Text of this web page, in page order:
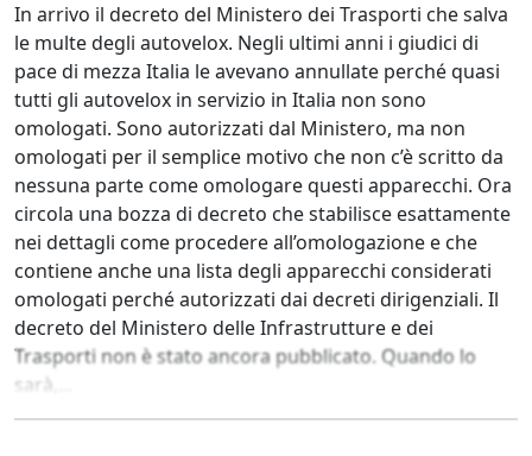
In arrivo il decreto del Ministero dei Trasporti che salva
le multe degli autovelox. Negli ultimi anni i giudici di
pace di mezza Italia le avevano annullate perché quasi
tutti gli autovelox in servizio in Italia non sono
omologati. Sono autorizzati dal Ministero, ma non
omologati per il semplice motivo che non c’è scritto da
nessuna parte come omologare questi apparecchi. Ora
circola una bozza di decreto che stabilisce esattamente
nei dettagli come procedere all’omologazione e che
contiene anche una lista degli apparecchi considerati
omologati perché autorizzati dai decreti dirigenziali. Il
decreto del Ministero delle Infrastrutture e dei
Trasporti non è stato ancora pubblicato. Quando lo
sarà,...